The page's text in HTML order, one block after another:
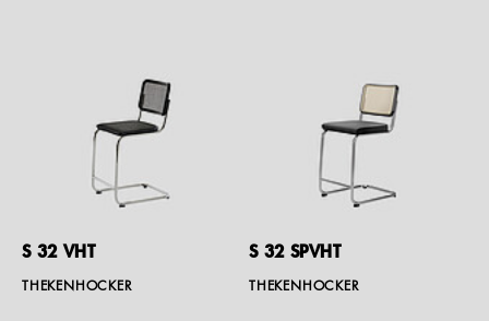
S 32 VHT
THEKENHOCKER
S 32 SPVHT
THEKENHOCKER